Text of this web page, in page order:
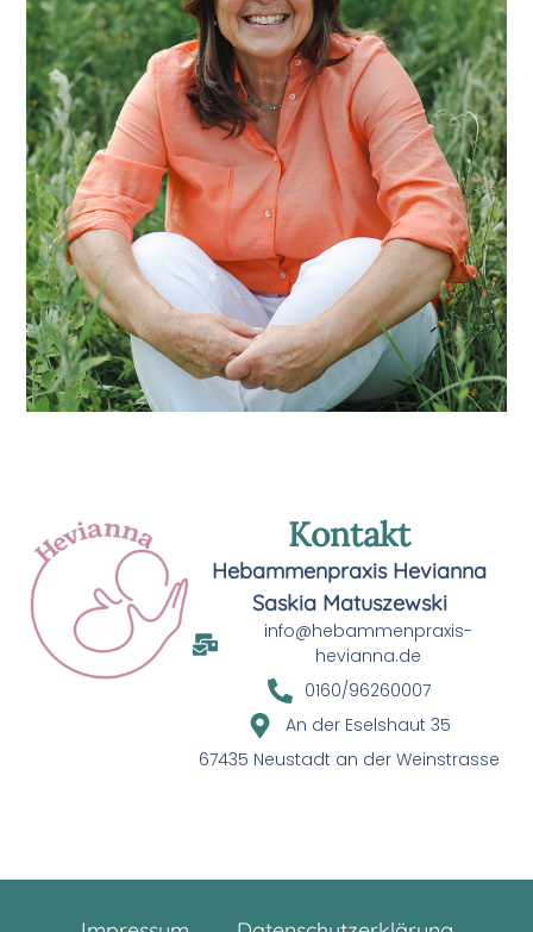
Kontakt
Hebammenpraxis Hevianna
Saskia Matuszewski
info@hebammenpraxis-
hevianna.de
0160/96260007
An der Eselshaut 35
67435 Neustadt an der Weinstrasse